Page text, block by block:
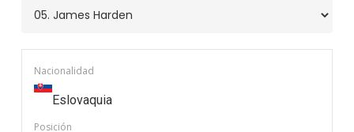
Nacionalidad
Eslovaquia
Posición